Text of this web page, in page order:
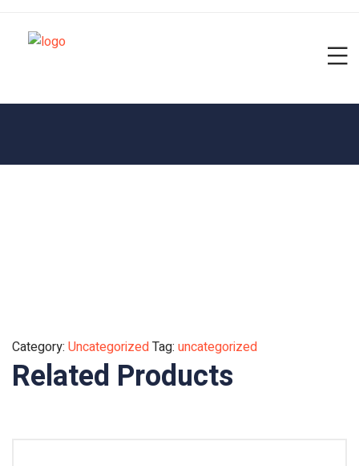
Category: UncategorizedTag: uncategorized
Related Products